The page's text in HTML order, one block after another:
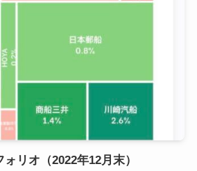
ォリオ（2022年12月末）